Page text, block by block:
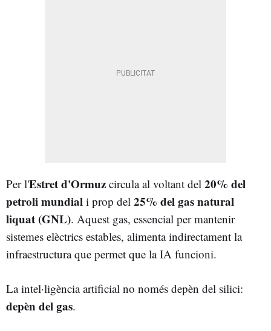
Per l'Estret d'Ormuz circula al voltant del 20% del
petroli mundial i prop del 25% del gas natural
liquat (GNL). Aquest gas, essencial per mantenir
sistemes elèctrics estables, alimenta indirectament la
infraestructura que permet que la IA funcioni.
La intel·ligència artificial no només depèn del silici:
depèn del gas.